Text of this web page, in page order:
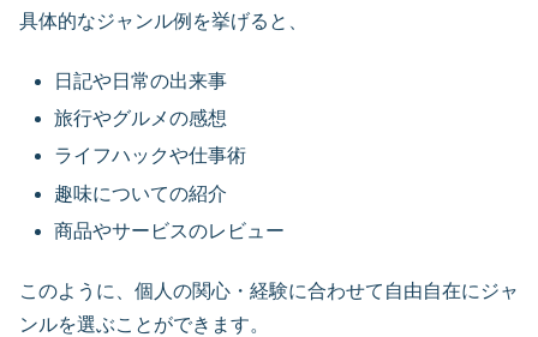
具体的なジャンル例を挙げると、
日記や日常の出来事
旅行やグルメの感想
ライフハックや仕事術
趣味についての紹介
商品やサービスのレビュー
このように、個人の関心・経験に合わせて自由自在にジャ
ンルを選ぶことができます。